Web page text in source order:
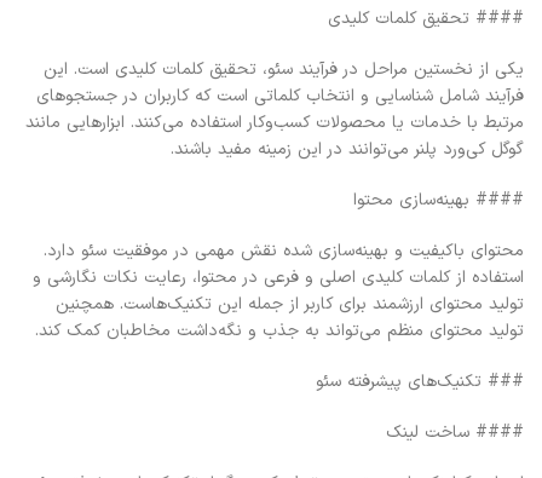
#### تحقیق کلمات کلیدی
یکی از نخستین مراحل در فرآیند سئو، تحقیق کلمات کلیدی است. این
فرآیند شامل شناسایی و انتخاب کلماتی است که کاربران در جستجوهای
مرتبط با خدمات یا محصولات کسب‌وکار استفاده می‌کنند. ابزارهایی مانند
گوگل کی‌ورد پلنر می‌توانند در این زمینه مفید باشند.
#### بهینه‌سازی محتوا
محتوای باکیفیت و بهینه‌سازی شده نقش مهمی در موفقیت سئو دارد.
استفاده از کلمات کلیدی اصلی و فرعی در محتوا، رعایت نکات نگارشی و
تولید محتوای ارزشمند برای کاربر از جمله این تکنیک‌هاست. همچنین
تولید محتوای منظم می‌تواند به جذب و نگه‌داشت مخاطبان کمک کند.
### تکنیک‌های پیشرفته سئو
#### ساخت لینک